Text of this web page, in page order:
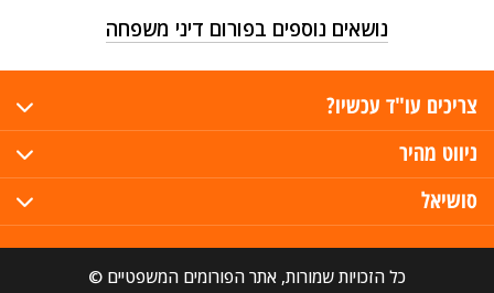
נושאים נוספים בפורום דיני משפחה
צריכים עו"ד עכשיו?
ניווט מהיר
סושיאל
כל הזכויות שמורות, אתר הפורומים המשפטיים ©